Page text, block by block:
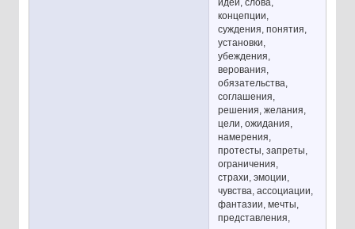
идеи, слова,
концепции,
суждения, понятия,
установки,
убеждения,
верования,
обязательства,
соглашения,
решения, желания,
цели, ожидания,
намерения,
протесты, запреты,
ограничения,
страхи, эмоции,
чувства, ассоциации,
фантазии, мечты,
представления,